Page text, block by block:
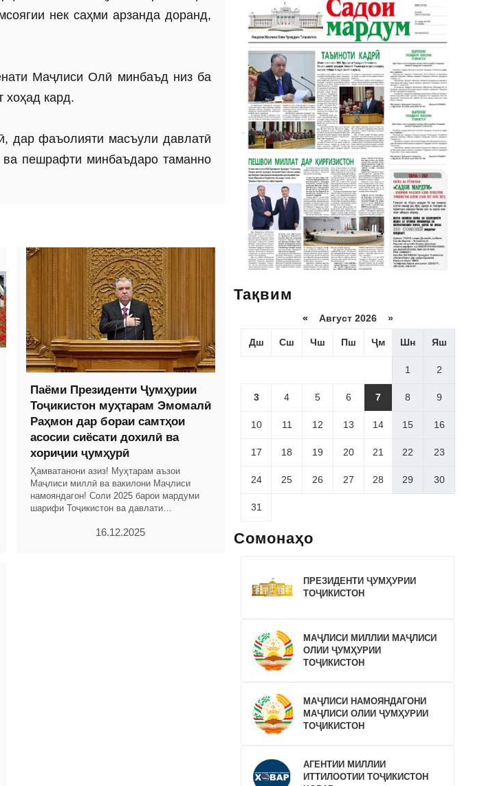
нек саҳми арзанда доранд,
Маҷлиси Олӣ минбаъд низ ба
хоҳад кард.
дар фаъолияти масъули давлатӣ
ва пешрафти минбаъдаро таманно
Паёми Президенти Ҷумҳурии
Тоҷикистон муҳтарам Эмомалӣ
Раҳмон дар бораи самтҳои
асосии сиёсати дохилӣ ва
хориҷии ҷумҳурӣ
Ҳамватанони азиз! Муҳтарам аъзои
Маҷлиси миллӣ ва вакилони Маҷлиси
намояндагон! Соли 2025 барои мардуми
шарифи Тоҷикистон ва давлати
назаррас ва рӯйдодҳои
16.12.2025
Тақвим
« Август 2026 »
Дш Сш Чш Пш Ҷм Шн Яш
1 2
3 4 5 6 7 8 9
10 11 12 13 14 15 16
17 18 19 20 21 22 23
24 25 26 27 28 29 30
31
Сомонаҳо
ПРЕЗИДЕНТИ ҶУМҲУРИИ
ТОҶИКИСТОН
МАҶЛИСИ МИЛЛИИ МАҶЛИСИ
ОЛИИ ҶУМҲУРИИ
ТОҶИКИСТОН
МАҶЛИСИ НАМОЯНДАГОНИ
МАҶЛИСИ ОЛИИ ҶУМҲУРИИ
ТОҶИКИСТОН
АГЕНТИИ МИЛЛИИ
ИТТИЛООТИИ ТОҶИКИСТОН